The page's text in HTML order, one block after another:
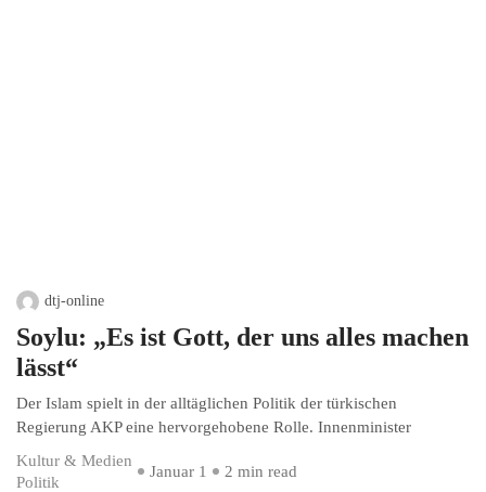
dtj-online
Soylu: „Es ist Gott, der uns alles machen
lässt“
Der Islam spielt in der alltäglichen Politik der türkischen
Regierung AKP eine hervorgehobene Rolle. Innenminister
Kultur & Medien
Politik
Januar 1 2 min read